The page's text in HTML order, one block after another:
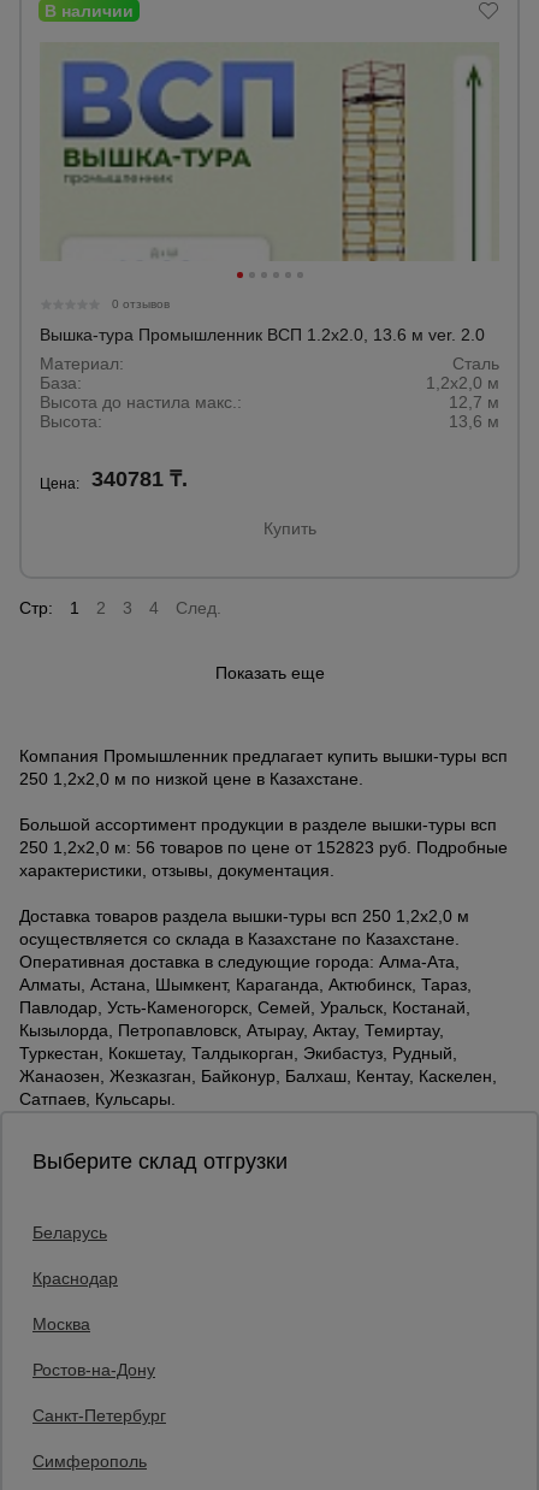
0 отзывов
Вышка-тура Промышленник ВСП 1.2х2.0, 13.6 м ver. 2.0
Материал:
Сталь
База:
1,2х2,0 м
Высота до настила макс.:
12,7 м
Высота:
13,6 м
Цена: 340781 ₸.
Купить
Стр: 1 2 3 4 След.
Показать еще
Компания Промышленник предлагает купить вышки-туры всп
250 1,2x2,0 м по низкой цене в Казахстане.
Большой ассортимент продукции в разделе вышки-туры всп
250 1,2x2,0 м: 56 товаров по цене от 152823 руб. Подробные
характеристики, отзывы, документация.
Доставка товаров раздела вышки-туры всп 250 1,2x2,0 м
осуществляется со склада в Казахстане по Казахстане.
Оперативная доставка в следующие города: Алма-Ата,
Алматы, Астана, Шымкент, Караганда, Актюбинск, Тараз,
Павлодар, Усть-Каменогорск, Семей, Уральск, Костанай,
Кызылорда, Петропавловск, Атырау, Актау, Темиртау,
Туркестан, Кокшетау, Талдыкорган, Экибастуз, Рудный,
Жанаозен, Жезказган, Байконур, Балхаш, Кентау, Каскелен,
Сатпаев, Кульсары.
Выберите склад отгрузки
Беларусь
Краснодар
Москва
Ростов-на-Дону
Санкт-Петербург
Симферополь
О компании
Франшиза
Контакты
Защитные конструкции